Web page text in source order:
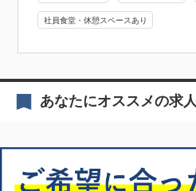
社員食堂・休憩スペースあり
あなたにオススメの求人